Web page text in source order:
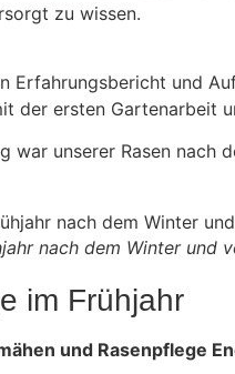
zu wissen.
Erfahrungsbericht und
der ersten Gartenarbeit
war unserer Rasen nach
nach dem Winter und
im Frühjahr
und Rasenpflege